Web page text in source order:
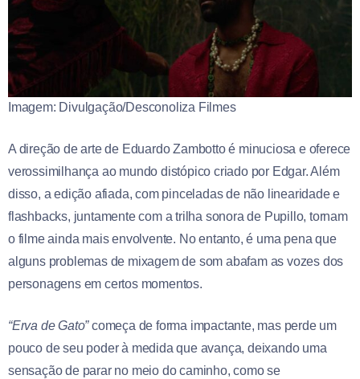
Imagem: Divulgação/Desconoliza Filmes
A direção de arte de Eduardo Zambotto é minuciosa e oferece
verossimilhança ao mundo distópico criado por Edgar. Além
disso, a edição afiada, com pinceladas de não linearidade e
flashbacks, juntamente com a trilha sonora de Pupillo, tornam
o filme ainda mais envolvente. No entanto, é uma pena que
alguns problemas de mixagem de som abafam as vozes dos
personagens em certos momentos.
“Erva de Gato”começa de forma impactante, mas perde um
pouco de seu poder à medida que avança, deixando uma
sensação de parar no meio do caminho, como se